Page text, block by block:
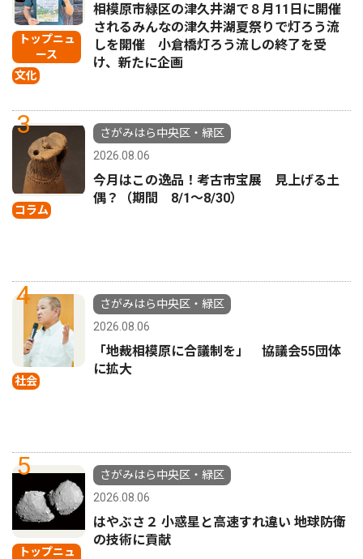
トップニュ
ース
文化
相模原市緑区の津久井湖で８月11日に開催
されるみんなの津久井湖夏祭りで灯ろう流
しを開催 小倉橋灯ろう流しの終了を受
け、新たに企画
3
コラム
さがみはら中央区・緑区
2026.08.06
今月はこの逸品！考古市宝展 見上げる土
偶？（期間 8/1〜8/30）
4
社会
さがみはら中央区・緑区
2026.08.06
「地裁相模原に合議制を」 協議会55団体
に拡大
5
トップニュ
さがみはら中央区・緑区
2026.08.06
はやぶさ２ 小惑星と高速すれ違い 地球防衛
の技術に貢献